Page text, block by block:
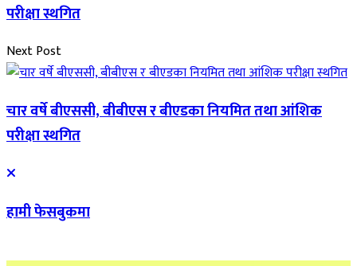
परीक्षा स्थगित
Next Post
चार वर्षे बीएससी, बीबीएस र बीएडका नियमित तथा आंशिक
परीक्षा स्थगित
हामी फेसबुकमा